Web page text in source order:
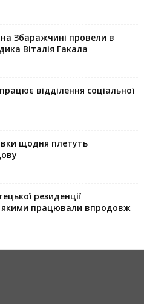
Збаражчині провели в
Віталія Гакала
відділення соціальної
щодня плетуть
резиденції
якими працювали впродовж